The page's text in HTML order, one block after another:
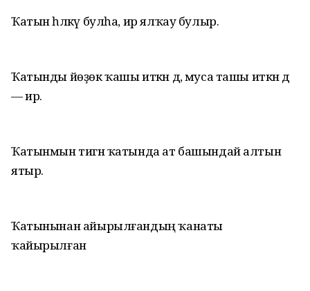
Ҡатын һәлкәү булһа, ир ялҡау булыр.
Ҡатынды йөҙөк ҡашы иткән дә, муса ташы иткән дә
— ир.
Ҡатынмын тигән ҡатында ат башындай алтын
ятыр.
Ҡатынынан айырылғандың ҡанаты
ҡайырылған